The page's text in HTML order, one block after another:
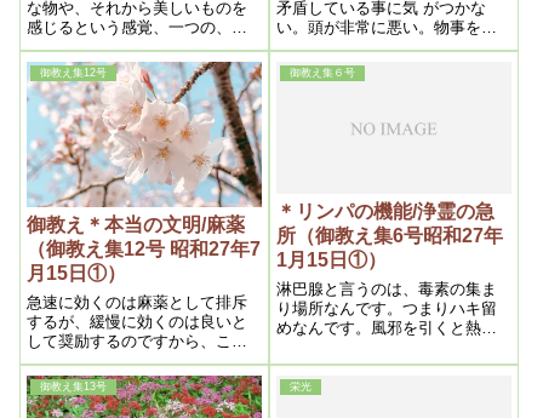
行
な物や、それから美しいものを
感じるという感覚、一つの、神
経が鋭くなるとか、或いはもの
に感じやすい体を弱らせるほど
いろんな便利な物や、それから
美しいものを感じるという感
覚、一つの、神経が鋭くなると
か、或いはものに感じやすいと
いうことになるので、それに
は、体を弱らせなければ仕方が
ないのです。それで弱らせるに
は毒を飲ませるのです。しかし
それを毒と言ったら人間は飲ま
ないから、それを薬に思わせよ
うという神様のトリックです。
薬というものは良いものと思っ
た人間は、神様に瞞(ﾀﾞﾏ)された
わけです。
矛盾している事に気 がつかな
い。頭が非常に悪い。物事をあ
べこべに解釈する。その点は野
蕃人みたいですね。
御教え集12号
御教え＊本当の文明/麻薬
（御教え集12号 昭和27年7
月15日①）
急速に効くのは麻薬として排斥
するが、緩慢に効くのは良いと
して奨励するのですから、この
無智なやり方頭の悪さです。ま
たそれに慣れ切っているので
す。それを教えよう、解らせよ
御教え集６号
＊リンパの機能/浄霊の急
所（御教え集6号昭和27年
1月15日①）
淋巴腺と言うのは、毒素の集ま
り場所なんです。つまりハキ留
めなんです。風邪を引くと熱が
痰になって出る。と言って、こ
こから直ぐ出るんじゃないです
御教え集13号 栄光